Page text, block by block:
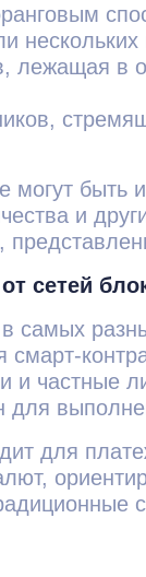
нескольких
лежащая в
быть
и
сетей
самых
смарт-
и частные
для
для